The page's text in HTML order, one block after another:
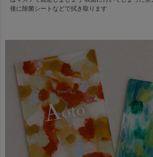
後に除菌シートなどで拭き取ります